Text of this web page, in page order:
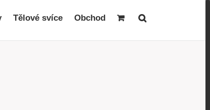
Tělové svíce Obchod